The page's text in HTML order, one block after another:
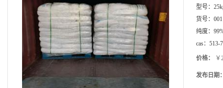
型号：
货号： 001
纯度：
cas： 513-
价格： ￥
发布日期：